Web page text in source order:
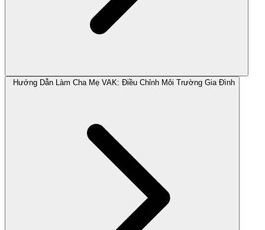
Hướng Dẫn Làm Cha Mẹ VAK: Điều Chỉnh Môi Trường Gia Đình